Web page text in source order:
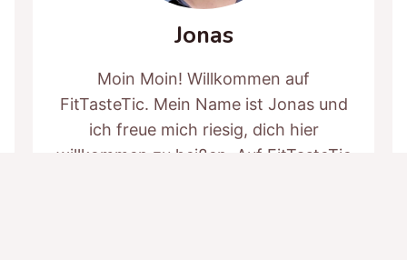
Jonas
Moin Moin! Willkommen auf
FitTasteTic. Mein Name ist Jonas und
ich freue mich riesig, dich hier
willkommen zu heißen. Auf FitTasteTic